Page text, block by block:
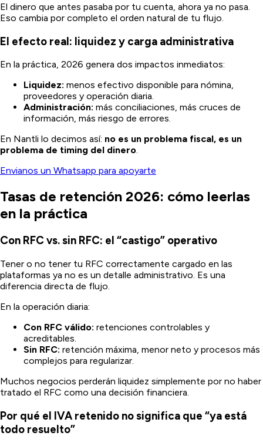
El dinero que antes pasaba por tu cuenta, ahora ya no pasa.
Eso cambia por completo el orden natural de tu flujo.
El efecto real: liquidez y carga administrativa
En la práctica, 2026 genera dos impactos inmediatos:
Liquidez: menos efectivo disponible para nómina,
proveedores y operación diaria.
Administración: más conciliaciones, más cruces de
información, más riesgo de errores.
En Nantli lo decimos así: no es un problema fiscal, es un
problema de timing del dinero.
Envianos un Whatsapp para apoyarte
Tasas de retención 2026: cómo leerlas
en la práctica
Con RFC vs. sin RFC: el “castigo” operativo
Tener o no tener tu RFC correctamente cargado en las
plataformas ya no es un detalle administrativo. Es una
diferencia directa de flujo.
En la operación diaria:
Con RFC válido: retenciones controlables y
acreditables.
Sin RFC: retención máxima, menor neto y procesos más
complejos para regularizar.
Muchos negocios perderán liquidez simplemente por no haber
tratado el RFC como una decisión financiera.
Por qué el IVA retenido no significa que “ya está
todo resuelto”